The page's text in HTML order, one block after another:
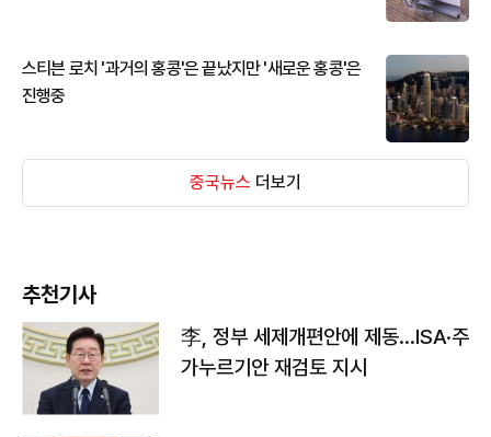
스티븐 로치 '과거의 홍콩'은 끝났지만 '새로운 홍콩'은
진행중
중국뉴스 더보기
추천기사
李, 정부 세제개편안에 제동…ISA·주
가누르기안 재검토 지시